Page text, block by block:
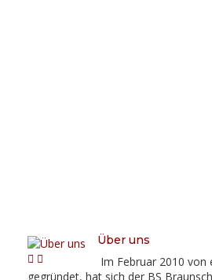
Über uns
Im Februar 2010 von
gegründet, hat sich der BS